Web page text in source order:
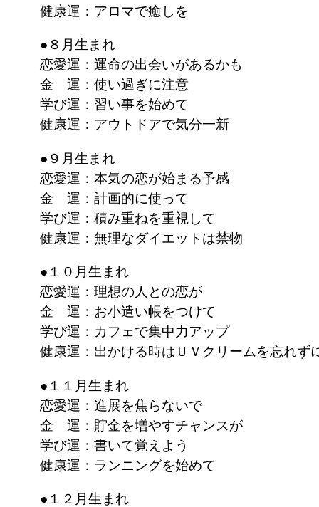
健康運：アロマで癒しを
●８月生まれ
恋愛運：運命の出会いがあるかも
金 運：使い過ぎに注意
学び運：習い事を始めて
健康運：アウトドアで気分一新
●９月生まれ
恋愛運：本気の恋が始まる予感
金 運：計画的に使って
学び運：積み重ねを重視して
健康運：無理なダイエットは禁物
●１０月生まれ
恋愛運：理想の人との恋が
金 運：お小遣い帳をつけて
学び運：カフェで集中力アップ
健康運：出かける時はＵＶクリームを忘れず
●１１月生まれ
恋愛運：進展を焦らないで
金 運：貯金を増やすチャンスが
学び運：書いて覚えよう
健康運：ランニングを始めて
●１２月生まれ